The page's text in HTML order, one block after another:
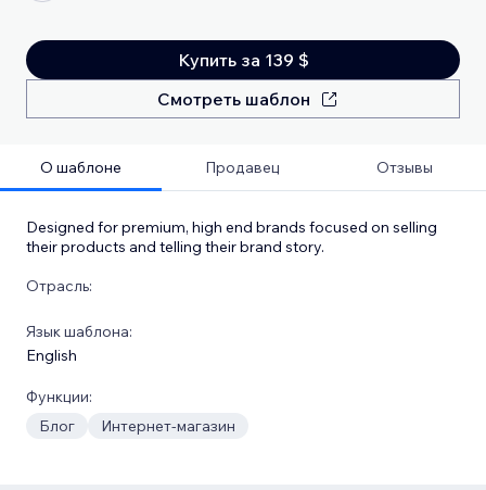
Купить за 139 $
Смотреть шаблон
О шаблоне Продавец Отзывы
Designed for premium, high end brands focused on selling
their products and telling their brand story.
Отрасль:
Язык шаблона:
English
Функции:
Блог
Интернет-магазин